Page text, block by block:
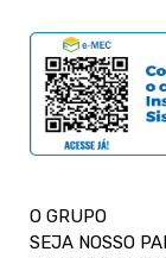
O GRUPO
SEJA NOSSO